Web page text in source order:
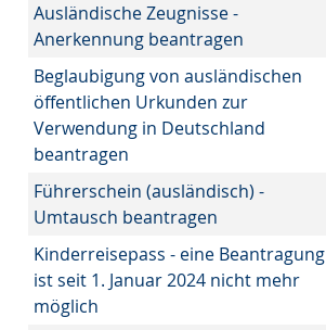
Ausländische Zeugnisse -
Anerkennung beantragen
Beglaubigung von ausländischen
öffentlichen Urkunden zur
Verwendung in Deutschland
beantragen
Führerschein (ausländisch) -
Umtausch beantragen
Kinderreisepass - eine Beantragung
ist seit 1. Januar 2024 nicht mehr
möglich